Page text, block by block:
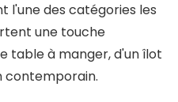
l'une des catégories les
une touche
table à manger, d'un îlot
contemporain.